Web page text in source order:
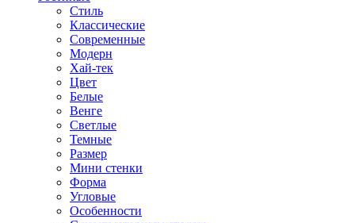
Стиль
Классические
Современные
Модерн
Хай-тек
Цвет
Белые
Венге
Светлые
Темные
Размер
Мини стенки
Форма
Угловые
Особенности